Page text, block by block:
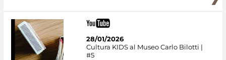
28/01/2026
Cultura KIDS al Museo Carlo Bilotti |
#5